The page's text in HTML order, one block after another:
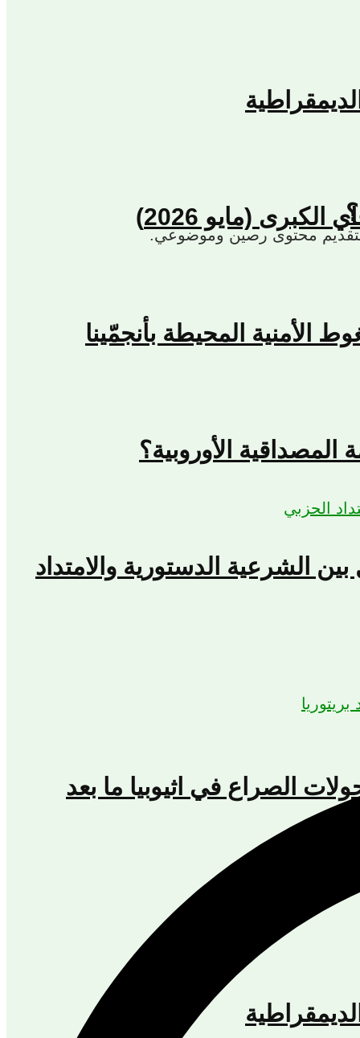
(مايو 2026)
الأوروبية؟
الشرعية الدستورية والامتداد
الصراع في اثيوبيا ما بعد
لتقديم محتوى رصين وموضوعي.